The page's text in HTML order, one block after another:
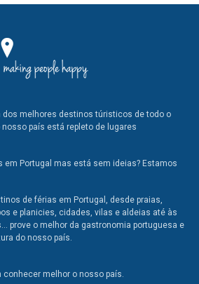
dos melhores destinos túristicos de todo o
país está repleto de lugares
em Portugal mas está sem ideias? Estamos
de férias em Portugal, desde praias,
e planicies, cidades, vilas e aldeias até às
prove o melhor da gastronomia portuguesa e
do nosso país.
conhecer melhor o nosso país.